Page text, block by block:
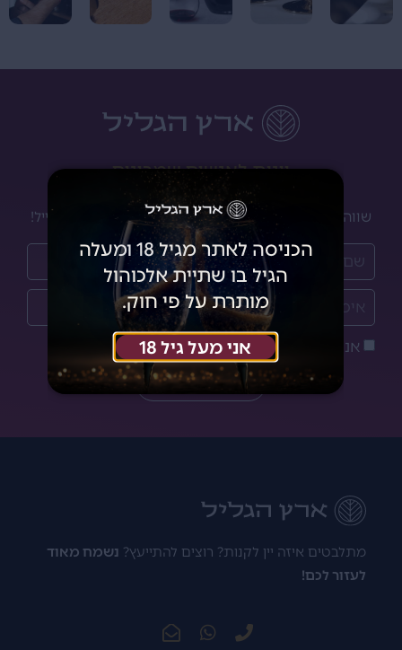
יינות לאנשים שמבינים
שווה להרשם לניוזלטר שלנו ולקבל מבצעים והנחות למייל!
אני מאשר/ת את מדיניות הפרטיות
הצטרפתי!
מתלבטים איזה יין לקנות? רוצים להתייעץ?נשמח מאוד
לעזור לכם!
הכניסה לאתר מגיל 18 ומעלה
הגיל בו שתיית אלכוהול
מותרת על פי חוק.
אני מעל גיל 18